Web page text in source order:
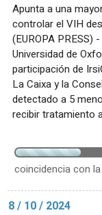
Apunta a una
controlar el VIH
(EUROPA PRESS)
Universidad de
participación de
La Caixa y la
detectado a 5
recibir tratamiento
coincidencia con
8 / 10 / 2024